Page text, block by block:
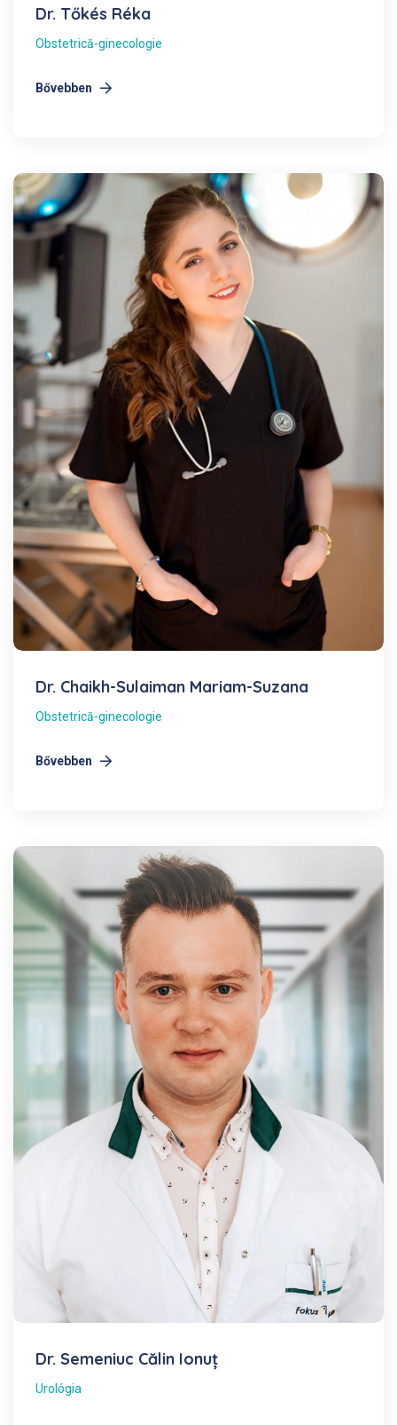
Dr. Tőkés Réka
Obstetrică-ginecologie
Bővebben
Dr. Chaikh-Sulaiman Mariam-Suzana
Obstetrică-ginecologie
Bővebben
Dr. Semeniuc Călin Ionuț
Urológia